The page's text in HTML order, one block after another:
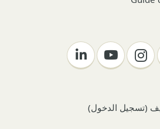
(تسجيل الدخول)